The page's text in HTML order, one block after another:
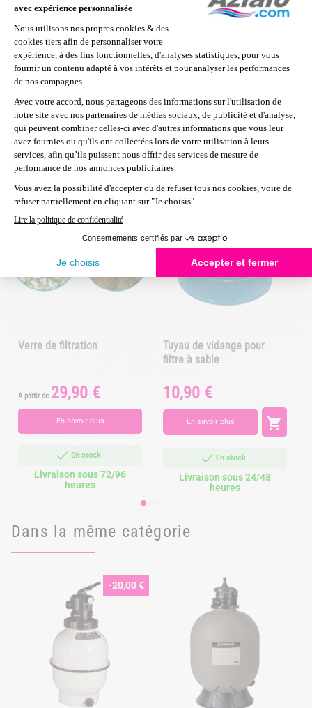
17
m3/h
Prévoir une hauteur suffisante pour l'ouverture du
filtre.
Garantie 2 ans
Accessoires
Verre de filtration
A partir de Prix
29,90 €
En savoir plus
En stock
Livraison sous 72/96
heures
Tuyau de vidange pour
filtre à sable
Prix
10,90 €
En savoir plus 
En stock
Livraison sous 24/48
heures
Dans la même catégorie
-20,00 €